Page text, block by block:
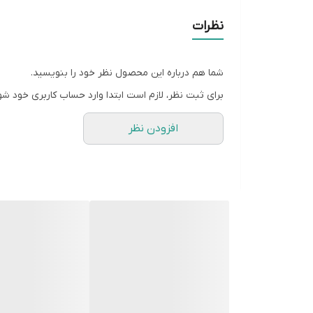
چشم‌ها و دم، همگی با دقت بالا طراحی شده‌اند تا
کاربری محبوب:
قالب ها به صورت فروشگاهی موجود نیستن و بعد از
نظرات
شما هم درباره این محصول نظر خود را بنویسید.
برای ثبت نظر، لازم است ابتدا وارد حساب کاربری خود
افزودن نظر